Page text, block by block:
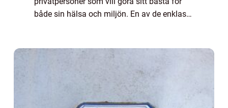
både sin hälsa och miljön. En av de enklaste
prenumerera...